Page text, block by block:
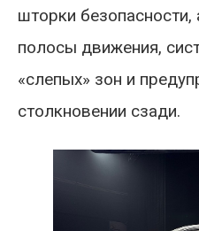
шторки безопасности,
полосы движения,
«слепых» зон и
столкновении сзади.